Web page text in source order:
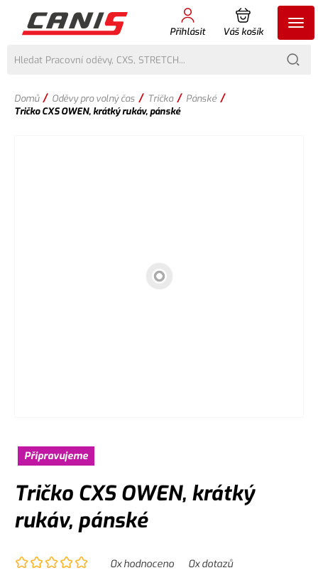
Přihlásit Váš košík
Domů / Oděvy pro volný čas / Trička / Pánské /
Tričko CXS OWEN, krátký rukáv, pánské
Připravujeme
Tričko CXS OWEN, krátký
rukáv, pánské
0x hodnoceno 0x dotazů